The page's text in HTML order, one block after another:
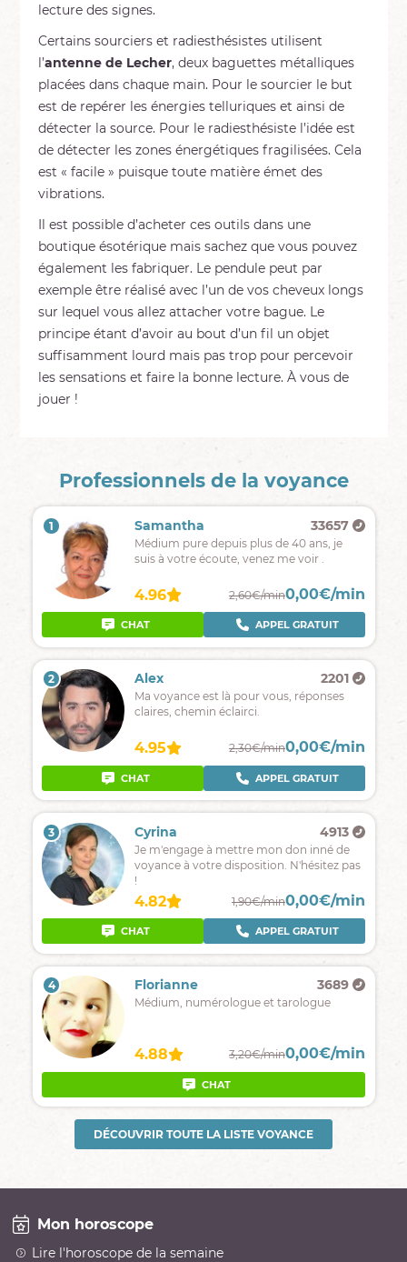
lecture des signes.
Certains sourciers et radiesthésistes utilisent
l’antenne de Lecher, deux baguettes métalliques
placées dans chaque main. Pour le sourcier le but
est de repérer les énergies telluriques et ainsi de
détecter la source. Pour le radiesthésiste l’idée est
de détecter les zones énergétiques fragilisées. Cela
est « facile » puisque toute matière émet des
vibrations.
Il est possible d’acheter ces outils dans une
boutique ésotérique mais sachez que vous pouvez
également les fabriquer. Le pendule peut par
exemple être réalisé avec l’un de vos cheveux longs
sur lequel vous allez attacher votre bague. Le
principe étant d’avoir au bout d’un fil un objet
suffisamment lourd mais pas trop pour percevoir
les sensations et faire la bonne lecture. À vous de
jouer !
Professionnels de la voyance
1 Samantha 33657
Médium pure depuis plus de 40 ans, je
suis à votre écoute, venez me voir .
4.96 2,60€/min0,00€/min
CHAT APPEL GRATUIT
2 Alex 2201
Ma voyance est là pour vous, réponses
claires, chemin éclairci.
4.95 2,30€/min0,00€/min
CHAT APPEL GRATUIT
3 Cyrina 4913
Je m'engage à mettre mon don inné de
voyance à votre disposition. N'hésitez pas
!
4.82 1,90€/min0,00€/min
CHAT APPEL GRATUIT
4 Florianne 3689
Médium, numérologue et tarologue
4.88 3,20€/min0,00€/min
CHAT
DÉCOUVRIR TOUTE LA LISTE VOYANCE
Mon horoscope
Lire l'horoscope de la semaine